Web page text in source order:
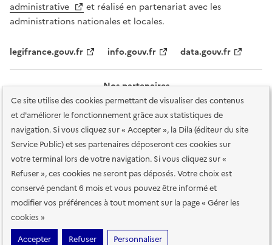
Ce site utilise des cookies permettant de visualiser des contenus
et d'améliorer le fonctionnement grâce aux statistiques de
navigation. Si vous cliquez sur « Accepter », la Dila (éditeur du site
Service Public) et ses partenaires déposeront ces cookies sur
votre terminal lors de votre navigation. Si vous cliquez sur «
Refuser », ces cookies ne seront pas déposés. Votre choix est
conservé pendant 6 mois et vous pouvez être informé et
modifier vos préférences à tout moment sur la page « Gérer les
cookies »
Accepter
Refuser Personnaliser
administrative
et réalisé en partenariat avec les
administrations nationales et locales.
legifrance.gouv.fr info.gouv.fr data.gouv.fr
Nos partenaires
Plan du site Accessibilité : totalement conforme
Accessibilité des
services en ligne Mentions légales Données personnelles et sécurité
Conditions générales d'utilisation Gestion des cookies
Sauf mention contraire, tous les contenus de ce site sont sous